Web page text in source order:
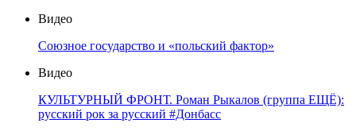
Видео
Союзное государство и «польский фактор»
Видео
КУЛЬТУРНЫЙ ФРОНТ. Роман Рыкалов (группа ЕЩЁ):
русский рок за русский #Донбасс